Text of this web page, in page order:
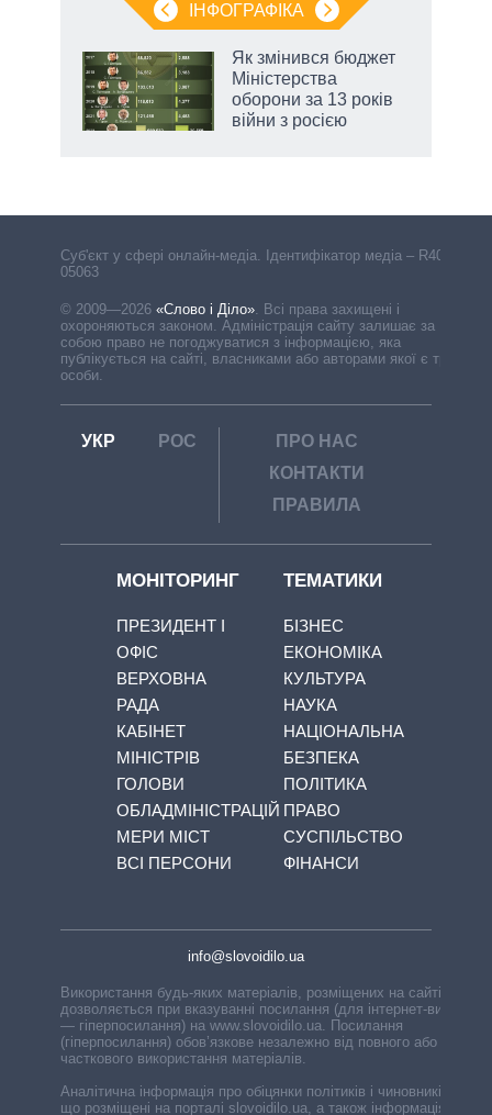
ІНФОГРАФІКА
Як змінився бюджет
Міністерства
оборони за 13 років
війни з росією
Cуб'єкт у сфері онлайн-медіа. Ідентифікатор медіа – R40-
05063
© 2009—2026 «Слово і Діло». Всі права захищені і
охороняються законом. Адміністрація сайту залишає за
собою право не погоджуватися з інформацією, яка
публікується на сайті, власниками або авторами якої є треті
особи.
УКР РОС
ПРО НАС
КОНТАКТИ
ПРАВИЛА
МОНІТОРИНГ
ПРЕЗИДЕНТ І
ОФІС
ВЕРХОВНА
РАДА
КАБІНЕТ
МІНІСТРІВ
ГОЛОВИ
ОБЛАДМІНІСТРАЦІЙ
МЕРИ МІСТ
ВСІ ПЕРСОНИ
ТЕМАТИКИ
БІЗНЕС
ЕКОНОМІКА
КУЛЬТУРА
НАУКА
НАЦІОНАЛЬНА
БЕЗПЕКА
ПОЛІТИКА
ПРАВО
СУСПІЛЬСТВО
ФІНАНСИ
info@slovoidilo.ua
Використання будь-яких матеріалів, розміщених на сайті,
дозволяється при вказуванні посилання (для інтернет-видань
— гіперпосилання) на www.slovoidilo.ua. Посилання
(гіперпосилання) обов’язкове незалежно від повного або
часткового використання матеріалів.
Аналітична інформація про обіцянки політиків і чиновників,
що розміщені на порталі slovoidilo.ua, а також інформація про